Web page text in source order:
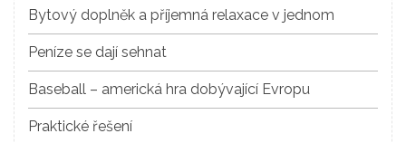
Bytový doplněk a příjemná relaxace v jednom
Peníze se dají sehnat
Baseball – americká hra dobývající Evropu
Praktické řešení